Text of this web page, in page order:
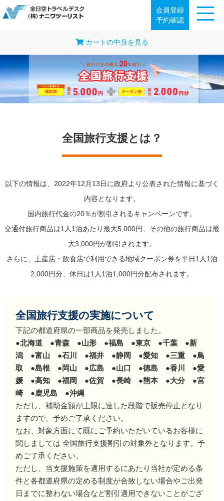
会員登録
予約確認
カートの中身を見る
全国旅行支援とは？
以下の情報は、2022年12月13日に政府より公表された情報に基づく
内容となります。
国内旅行代金の20％が割引されるキャンペーンです。
交通付旅行商品は1人1泊あたり最大5,000円、その他の旅行商品は最
大3,000円が割引されます。
さらに、土産店・飲食店で利用できる地域クーポン券を平日1人1泊
2,000円分、休日は1人1泊1,000円分配布されます。
全国旅行支援の実施について
下記の都道府県の一部商品を発売しました。
●北海道 ●青森 ●山形 ●福島 ●東京 ●千葉 ●新
潟 ●富山 ●石川 ●福井 ●静岡 ●愛知 ●三重 ●鳥
取 ●島根 ●岡山 ●広島 ●山口 ●徳島 ●香川 ●愛
媛 ●高知 ●福岡 ●佐賀 ●長崎 ●熊本 ●大分 ●宮
崎 ●鹿児島 ●沖縄
ただし、補助金額が上限に達した段階で販売停止となり
ますので、予めご了承ください。
なお、対象方面にて既にご予約いただいているお客様に
関しましては 全国旅行支援割引の対象外となります。予
めご了承ください。
ただし、当支援施策を適用するにあたり当社が定める条
件と各都道府県の定める制度が合致しない場合やご出発
日までに整わない場合など割引適用できないことがござ